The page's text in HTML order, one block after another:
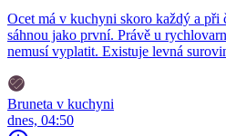
Ocet má v kuchyni skoro každý a při
sáhnou jako první. Právě u
nemusí vyplatit. Existuje levná
Bruneta v kuchyni
dnes, 04:50